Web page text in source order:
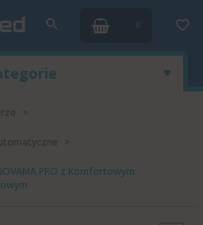
PRO z Komfortowym